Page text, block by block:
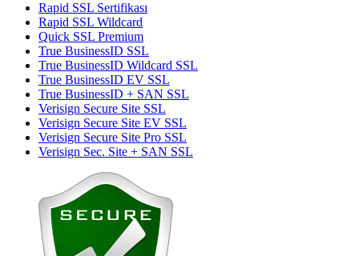
Rapid SSL Sertifikası
Rapid SSL Wildcard
Quick SSL Premium
True BusinessID SSL
True BusinessID Wildcard SSL
True BusinessID EV SSL
True BusinessID + SAN SSL
Verisign Secure Site SSL
Verisign Secure Site EV SSL
Verisign Secure Site Pro SSL
Verisign Sec. Site + SAN SSL